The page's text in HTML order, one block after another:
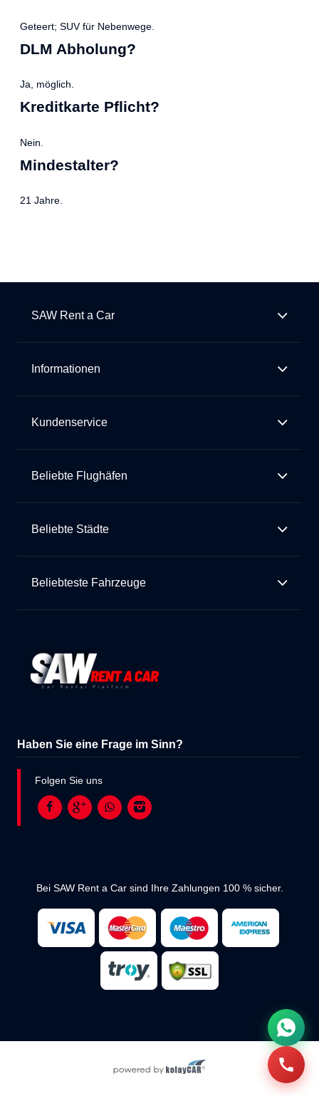
Geteert; SUV für Nebenwege.
DLM Abholung?
Ja, möglich.
Kreditkarte Pflicht?
Nein.
Mindestalter?
21 Jahre.
SAW Rent a Car
Informationen
Kundenservice
Beliebte Flughäfen
Beliebte Städte
Beliebteste Fahrzeuge
Haben Sie eine Frage im Sinn?
Folgen Sie uns
Bei SAW Rent a Car sind Ihre Zahlungen 100 % sicher.